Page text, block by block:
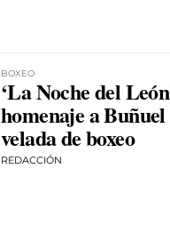
BOXEO
‘La Noche del
homenaje a
velada de boxeo
REDACCIÓN